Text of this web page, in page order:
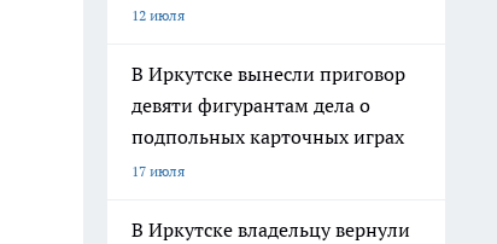
12 июля
В Иркутске вынесли приговор
девяти фигурантам дела о
подпольных карточных играх
17 июля
В Иркутске владельцу вернули